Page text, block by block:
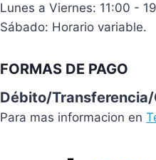
Lunes a Viernes: 11:00 -
Sábado: Horario variable.
FORMAS DE PAGO
Débito/
Para mas informacion en